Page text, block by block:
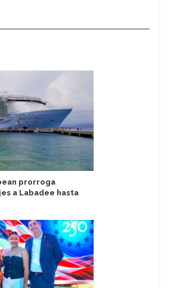
prorroga
a Labadee hasta